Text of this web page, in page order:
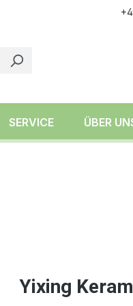
SERVICE ÜBER
Yixing